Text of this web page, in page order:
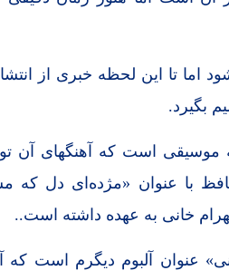
اما تا این لحظه خبری از
بگیرد.
این مجموعه شامل دو سی دی و ۱۴ قطعه موسیقی است که
با عنوان «مژده‌ای دل که
خانی به عهده داشته است..
عنوان آلبوم دیگرم است که